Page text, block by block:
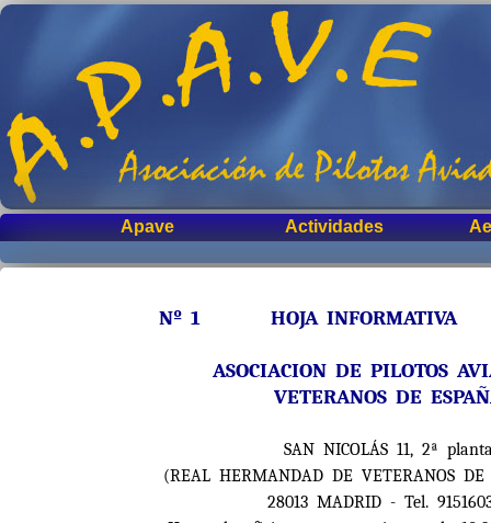
Apave Actividades
Nº 1 HOJA INFORMATIVA
ASOCIACION DE PILOTOS
VETERANOS DE
SAN NICOLÁS 11, 2ª
(REAL HERMANDAD DE VETERANOS DE
28013 MADRID - Tel.